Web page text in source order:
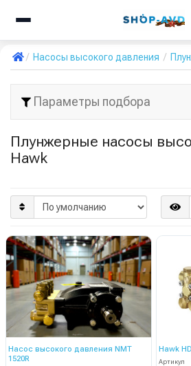
Насосы высокого давления
Параметры подбора
Плунжерные насосы
Hawk
Насос высокого давления NMT
1520R
Hawk
Артикул